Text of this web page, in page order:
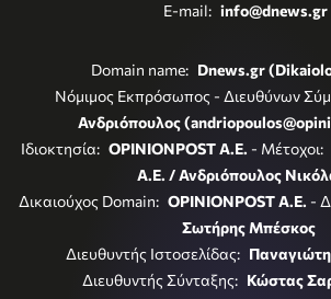
E-mail: info@dnews.gr
Domain name: Dnews.gr
Νόμιμος Εκπρόσωπος - Διευθύνων
Ανδριόπουλος
Ιδιοκτησία: OPINIONPOST A.E. - Μέτοχοι:
Α.Ε. / Ανδριόπουλος
Δικαιούχος Domain: OPINIONPOST A.E. -
Σωτήρης Μπέσκος
Διευθυντής Ιστοσελίδας:
Διευθυντής Σύνταξης: Κώστας